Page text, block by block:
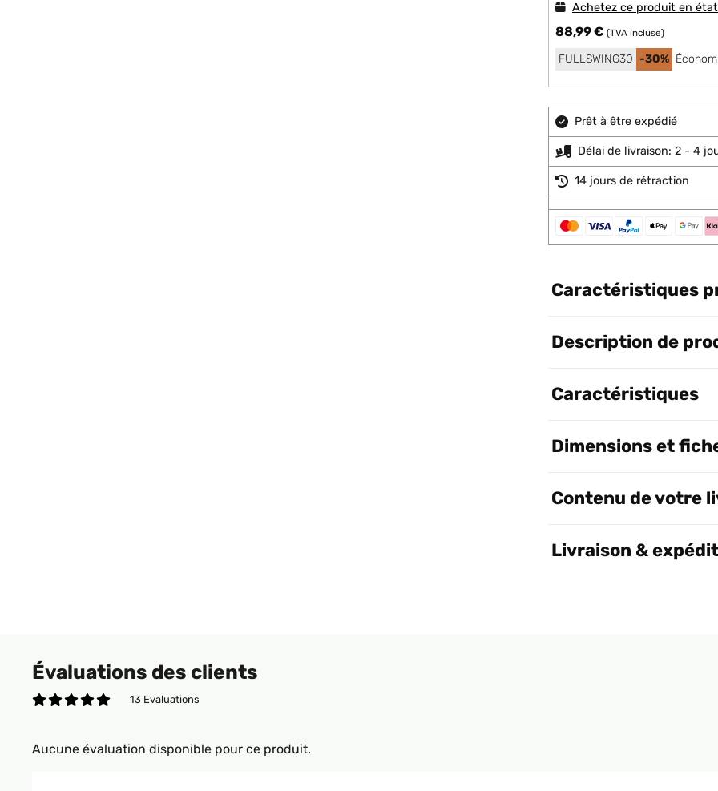
Achetez ce produit en
88,99 € (TVA incluse)
FULLSWING30 -30%
Prêt à être expédié
Délai de livraison: 2 - 4
14 jours de rétraction
Caractéristiques
Description de
Caractéristiques
Dimensions et
Contenu de votre
Livraison &
Évaluations des clients
13 Evaluations
Aucune évaluation disponible pour ce produit.